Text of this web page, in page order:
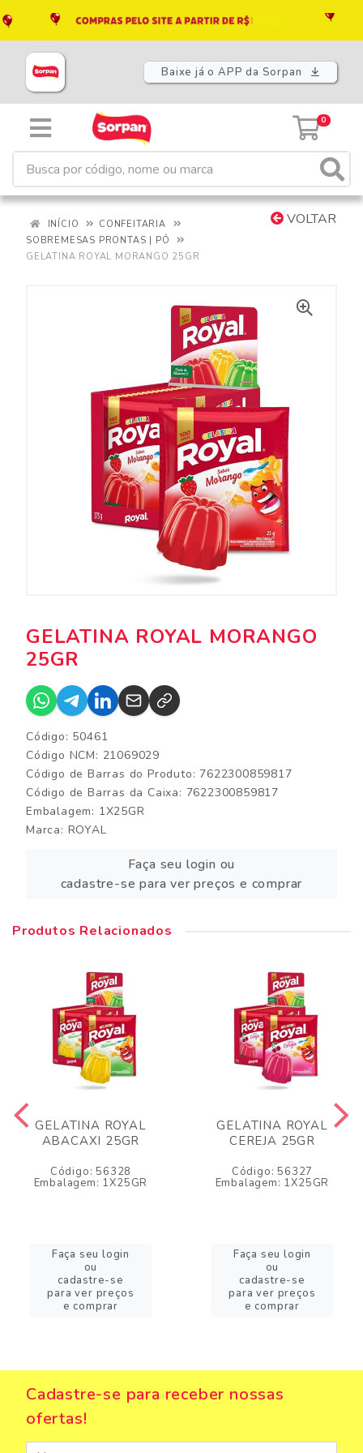
Baixe já o APP da Sorpan
0
VOLTAR
INÍCIO
CONFEITARIA
SOBREMESAS PRONTAS | PÓ
GELATINA ROYAL MORANGO 25GR
GELATINA ROYAL MORANGO
25GR
Código: 50461
Código NCM: 21069029
Código de Barras do Produto: 7622300859817
Código de Barras da Caixa: 7622300859817
Embalagem: 1X25GR
Marca: ROYAL
Faça seu login ou
cadastre-se para ver preços e comprar
Produtos Relacionados
GELATINA ROYAL
ABACAXI 25GR
Código: 56328
Embalagem: 1X25GR
Faça seu login
ou
cadastre-se
para ver preços
e comprar
GELATINA ROYAL
CEREJA 25GR
Código: 56327
Embalagem: 1X25GR
Faça seu login
ou
cadastre-se
para ver preços
e comprar
Cadastre-se para receber nossas
ofertas!